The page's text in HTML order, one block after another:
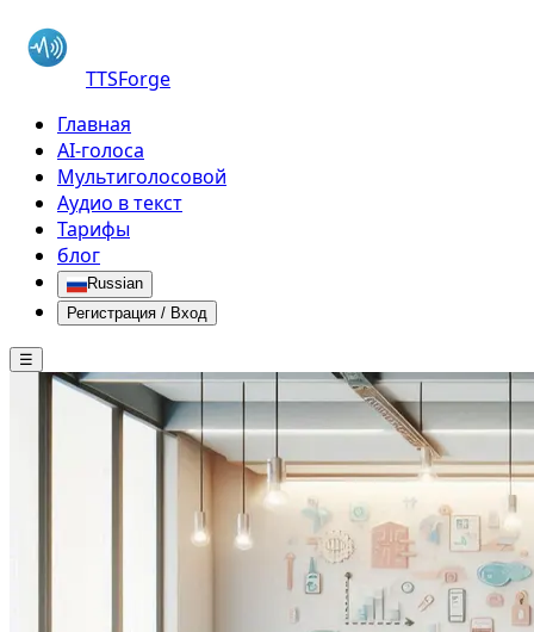
TTSForge
Главная
AI-голоса
Мультиголосовой
Аудио в текст
Тарифы
блог
Russian
Регистрация / Вход
☰